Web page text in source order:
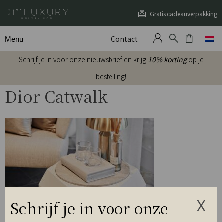
Gratis cadeauverpakking
Menu Contact
Schrijf je in voor onze nieuwsbrief en krijg 10% kortingop je
bestelling!
Schrijf je in voor onze
Dior Catwalk